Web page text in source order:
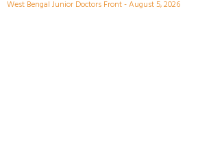
West Bengal Junior Doctors Front August 5, 2026